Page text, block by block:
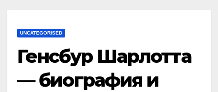
UNCATEGORISED
Генсбур Шарлотта
— биография и